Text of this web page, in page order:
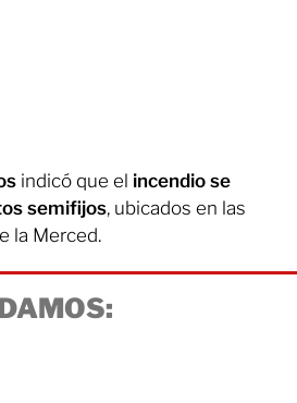
indicó que el incendio se
semifijos, ubicados en las
la Merced.